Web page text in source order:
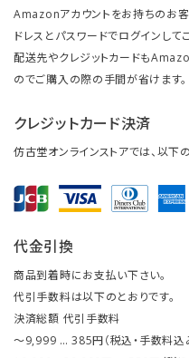
Amazonアカウントをお持ちのお
ドレスとパスワードでログインして
配送先やクレジットカードも
のでご購入の際の手間が省けます。
クレジットカード決済
仿古堂オンラインストアでは、以下
代金引換
商品到着時にお支払い下さい。
代引手数料は以下のとおりです。
決済総額 代引手数料
～9,999 … 385円（税込・手数料込